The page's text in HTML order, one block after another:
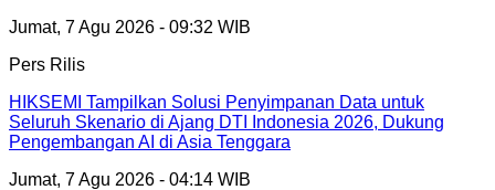
Jumat, 7 Agu 2026 - 09:32 WIB
Pers Rilis
HIKSEMI Tampilkan Solusi Penyimpanan Data untuk
Seluruh Skenario di Ajang DTI Indonesia 2026, Dukung
Pengembangan AI di Asia Tenggara
Jumat, 7 Agu 2026 - 04:14 WIB